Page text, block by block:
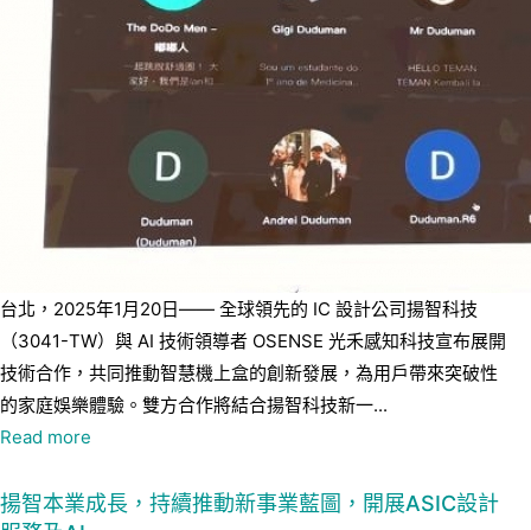
台北，2025年1月20日—— 全球領先的 IC 設計公司揚智科技
（3041-TW）與 AI 技術領導者 OSENSE 光禾感知科技宣布展開
技術合作，共同推動智慧機上盒的創新發展，為用戶帶來突破性
的家庭娛樂體驗。雙方合作將結合揚智科技新一...
Read more
揚智本業成長，持續推動新事業藍圖，開展ASIC設計